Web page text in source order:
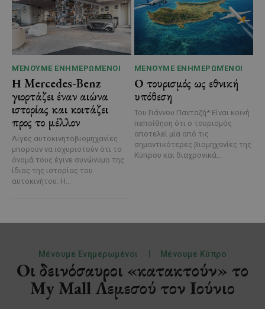
ΜΈΝΟΥΜΕ ΕΝΗΜΕΡΩΜΈΝΟΙ
Η Mercedes-Benz
γιορτάζει έναν αιώνα
ιστορίας και κοιτάζει
προς το μέλλον
Λίγες αυτοκινητοβιομηχανίες
μπορούν να ισχυριστούν ότι το
όνομά τους έγινε συνώνυμο της
ίδιας της ιστορίας του
αυτοκινήτου. Η...
ΜΈΝΟΥΜΕ ΕΝΗΜΕΡΩΜΈΝΟΙ
Ο τουρισμός ως εθνική
υπόθεση
Του Γιάννου Πανταζή* Είναι κοινή
πεποίθηση ότι ο τουρισμός
αποτελεί μία από τις
σημαντικότερες βιομηχανίες της
Κύπρου και διαχρονικά...